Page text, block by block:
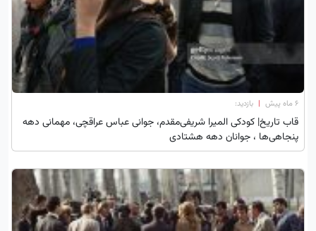
۶ ماه پیش | بازدید:
قاب تاریخ| کودکی المیرا شریفی‌مقدم، جوانی عباس عراقچی، مهمانی دهه
پنجاهی‌ها ، جوانان دهه هشتادی